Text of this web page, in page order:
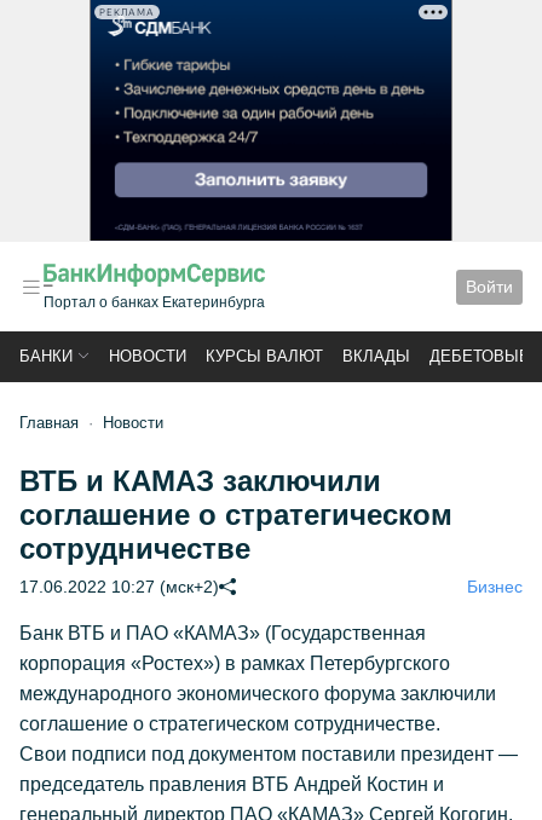
РЕКЛАМА
Портал о банках Екатеринбурга
Войти
БАНКИ НОВОСТИ КУРСЫ ВАЛЮТ ВКЛАДЫ ДЕБЕТОВЫЕ
Главная Новости
ВТБ и КАМАЗ заключили
соглашение о стратегическом
сотрудничестве
17.06.2022 10:27 (мск+2) Бизнес
Банк ВТБ и ПАО «КАМАЗ» (Государственная
корпорация «Ростех») в рамках Петербургского
международного экономического форума заключили
соглашение о стратегическом сотрудничестве.
Свои подписи под документом поставили президент —
председатель правления ВТБ Андрей Костин и
генеральный директор ПАО «КАМАЗ» Сергей Когогин.